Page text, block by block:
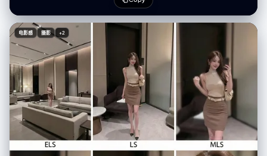
follows a **vertical zigzagging path** (The "Spine") connecting **7
Dense)]** The terrain is a continuous, rising expanse: * **[Layer 1 -
Bottom Front]:** The immediate foreground surface, extending to the
bottom edge. **Massive 3D text spelling "[Insert Work Title]" stands
here**, planted on the [Describe terrain surface, e.g., desert
sand/cobblestone street]. Beside it is [Describe Scene 1]. * **[Layer 2
- Front Right]:** The path climbs to [Describe Scene 2]. * **[Layer 3 -
Mid-Left]:** Stacked above, [Describe Scene 3]. * **[Layer 4 - Center
Core]:** A dense transition zone featuring [Describe Scene 4]. * **
[Layer 5 - Mid-Right Elevated]:** Rising steeply to [Describe Scene 5].
* **[Layer 6 - Upper Left]:** [Describe Scene 6]. * **[Layer 7 - Top
Peak]:** The highest point featuring [Describe Scene 7]. * *Note:* The
layout is organic. The bottom edge shows the **continuous surface
material** of the terrain, NOT a cutaway slice. **[3. The Character's
年代复古橡皮管动画风格，黑白胶片质感，类似于《茶杯头》风格，朱迪大
惊失色，身体夸张地后仰，耳朵竖得笔直且拉得很长，眼睛瞪得像碟子一样
大，表情不可置信，带锯齿边的复古对话气泡里精准地写着中文字：“朱迪
大惊失色：'什么？竟然指望这种偶然？'” 第4格：蜘蛛侠平行宇宙美漫风
《蜘蛛侠：平行宇宙》美漫波普艺术风格，半调网点效果，色差故障艺术，
尼克慢悠悠地走过来，戴着墨镜，手里拿着一根爪爪冰棍，一脸坏笑，背景
有动态涂鸦线条，漫画风格对话气泡里精准地写着中文字：“尼克慢悠悠地
走过来，一脸坏笑” 第5格：阿德曼黏土动画风 阿德曼工作室黏土动画风
格，定格动画，类似于《小鸡快跑》的质感，能看到橡皮泥上的指纹细节，
尼克摘下墨镜指着绵羊农夫对朱迪解释，尼克有标志性的宽嘴大牙，表情滑
稽，黏土质感的对话气泡里精准地写着中文字：“尼克说：'萝卜头，这叫守
株待兔，他在做白日梦呢。'” 第6格：16位像素游戏风 16位复古像素艺术风
格，超级任天堂游戏画面，鲜艳的像素色块，朱迪无奈地拉着绵羊农夫去劳
动，尼克在后面摊手耸肩，像RPG游戏的过关画面，游戏对话框里精准地写
着中文字：“朱迪拉走农夫去干活，尼克无奈地摊手”
电影感 摄影 +2